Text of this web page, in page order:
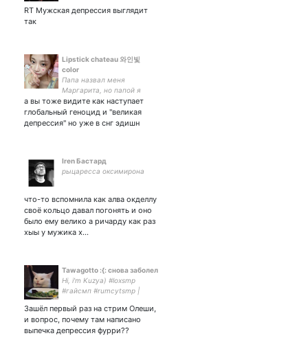
RT Мужская депрессия выглядит
так
Lipstick chateau 와인빛
color
Папа назвал меня
Маргарита, но папой я
зову Джонни Ёнхо Со #NCT
бисексуальна, но девушки
всегда впереди;
а вы тоже видите как наступает
глобальный геноцид и "великая
депрессия" но уже в снг эдишн
Iren Бастард
рыцаресса оксимирона
что-то вспомнила как алва окделлу
своё кольцо давал погонять и оно
было ему велико а ричарду как раз
хыы у мужика х…
Tawagotto :{: снова заболел
Hi, i'm Kuzya) #loxsmp
#гайсмп #rumcytsmp |
alt: | Дайте танк (!) |
shitpost | multifandom |
he/they / entp |rus/eng
Зашёл первый раз на стрим Олеши,
и вопрос, почему там написано
выпечка депрессия фурри??